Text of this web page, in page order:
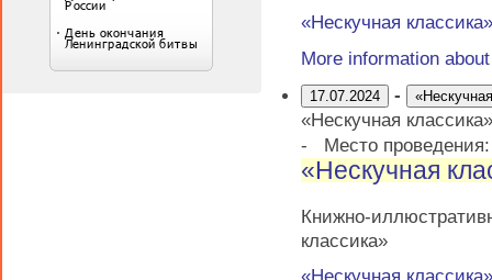
«Нескучная классика»
More information
17.07.2024 -
«Нескучная классика»
-
Место
«Нескучная
Книжно-
классика»